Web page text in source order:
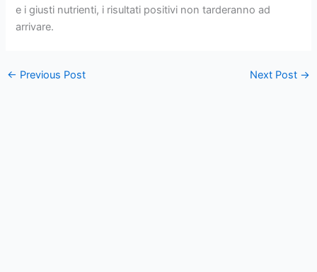
e i giusti nutrienti, i risultati positivi non tarderanno ad
arrivare.
← Previous Post Next Post →